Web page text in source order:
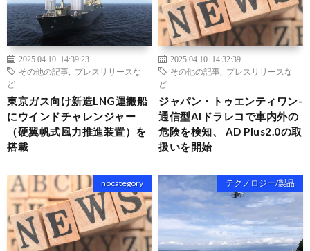
2025.04.10 14:39:23
その他の記事
プレスリリースな
ど
東京ガス向け新造LNG運搬船
にウインドチャレンジャー
（硬翼帆式風力推進装置）を
搭載
2025.04.10 14:32:39
その他の記事
プレスリリースな
ど
ジャパン・トゥエンティワン-
通信型AIドラレコで車内外の
危険を検知、 AD Plus2.0の取
扱いを開始
nocategory テクノロジー/製品